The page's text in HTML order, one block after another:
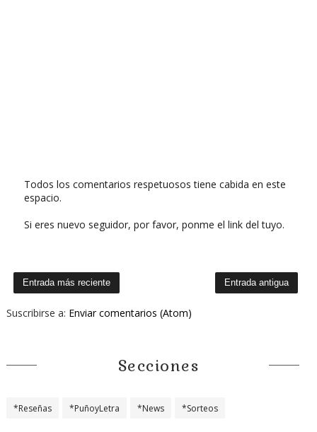
Todos los comentarios respetuosos tiene cabida en este
espacio.
Si eres nuevo seguidor, por favor, ponme el link del tuyo.
Entrada más reciente Entrada antigua
Suscribirse a: Enviar comentarios (Atom)
Secciones
*Reseñas *PuñoyLetra *News *Sorteos